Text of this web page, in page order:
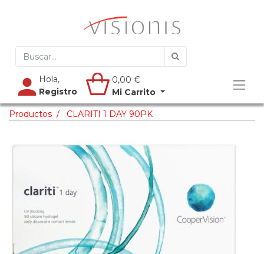
Hola,
Registro
0,00 €
Mi Carrito
Productos CLARITI 1 DAY 90PK